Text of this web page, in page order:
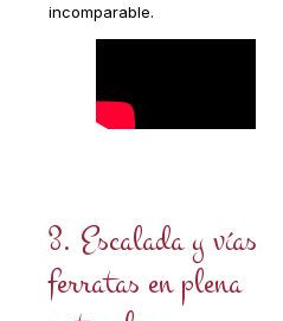
incomparable.
3. Escalada y vías
ferratas en plena